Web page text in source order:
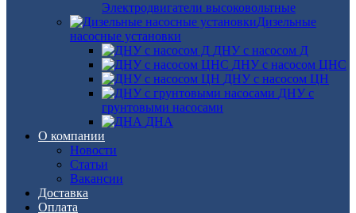
Электродвигатели высоковольтные
Дизельные
насосные установки
ДНУ с насосом Д
ДНУ с насосом ЦНС
ДНУ с насосом ЦН
ДНУ с
грунтовыми насосами
ДНА
О компании
Новости
Статьи
Вакансии
Доставка
Оплата